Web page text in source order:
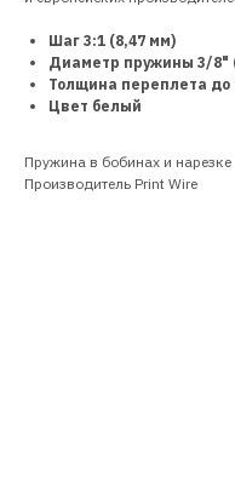
Шаг 3:1 (8,47 мм)
Диаметр пружины 3/8"
Толщина переплета до
Цвет белый
Пружина в бобинах и нарезке
Производитель Print Wire